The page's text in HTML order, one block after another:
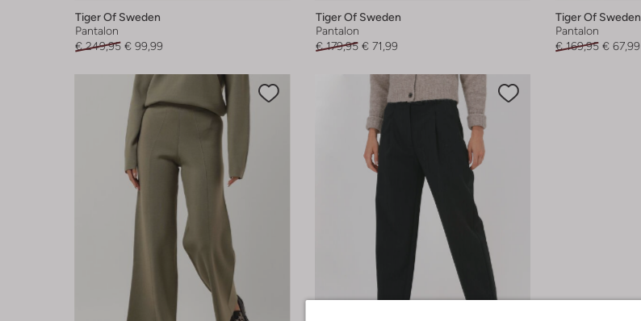
Tiger Of Sweden
Pantalon
€ 249,95 € 99,99
Tiger Of Sweden
Pantalon
€ 179,95 € 71,99
Tiger Of Sweden
Pantalon
€ 169,95 € 67,99